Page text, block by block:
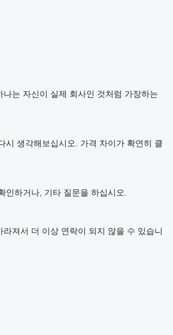
는 자신이 실제 회사인 것처럼 가장하는
시 생각해보십시오. 가격 차이가 확연히 클
하거나, 기타 질문을 하십시오.
져서 더 이상 연락이 되지 않을 수 있습니